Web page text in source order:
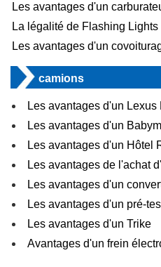
Les avantages d'un
La légalité de Flashing Lights
Les avantages d'un
camions
Les avantages d'un Lexus
Les avantages d'un
Les avantages d'un Hôtel
Les avantages de l'achat
Les avantages d'un
Les avantages d'un pré-
Les avantages d'un Trike
Avantages d'un frein